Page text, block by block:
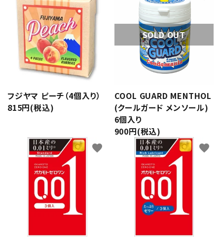
フジヤマ ピーチ（4個入り）
815円(税込)
SOLD OUT
COOL GUARD MENTHOL
(クールガード メンソール)
6個入り
900円(税込)
favorite favorite